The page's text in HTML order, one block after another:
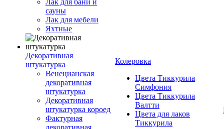
Лак для бани и
сауны
Лак для мебели
Яхтные
Декоративная
штукатурка
Венецианская
декоративная
штукатурка
Декоративная
штукатурка короед
Фактурная
декоративная
Колеровка
Цвета Тиккурила
Симфония
Цвета Тиккурила
Валтти
Цвета для лаков
Тиккурила